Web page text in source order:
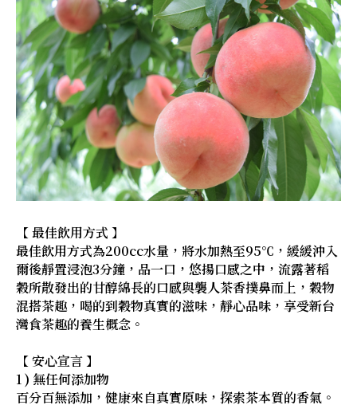
【 最佳飲用方式 】
最佳飲用方式為200cc水量，將水加熱至95℃，緩緩沖入
爾後靜置浸泡3分鐘，品一口，悠揚口感之中，流露著稻
穀所散發出的甘醇綿長的口感與襲人茶香撲鼻而上，穀物
混搭茶趣，喝的到穀物真實的滋味，靜心品味，享受新台
灣食茶趣的養生概念。
【 安心宣言 】
1 ) 無任何添加物
百分百無添加，健康來自真實原味，探索茶本質的香氣。